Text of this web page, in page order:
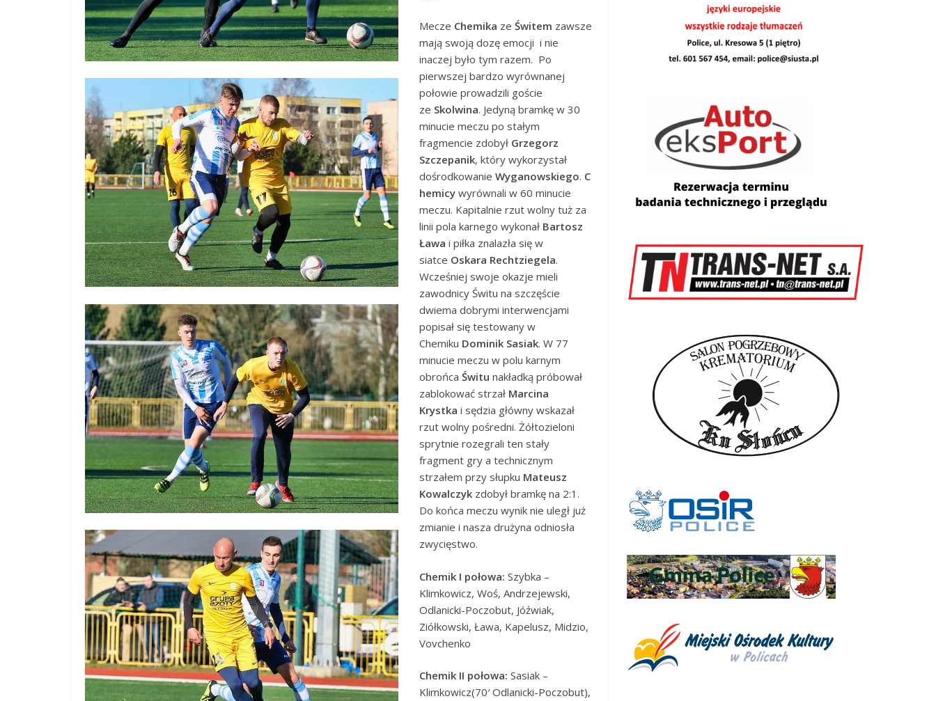
Mecze Chemika ze Świtem zawsze
mają swoją dozę emocji i nie
inaczej było tym razem. Po
pierwszej bardzo wyrównanej
połowie prowadzili goście
ze Skolwina. Jedyną bramkę w 30
minucie meczu po stałym
fragmencie zdobył Grzegorz
Szczepanik, który wykorzystał
dośrodkowanie Wyganowskiego. C
hemicy wyrównali w 60 minucie
meczu. Kapitalnie rzut wolny tuż za
linii pola karnego wykonał Bartosz
Ława i piłka znalazła się w
siatce Oskara Rechtziegela.
Wcześniej swoje okazje mieli
zawodnicy Świtu na szczęście
dwiema dobrymi interwencjami
popisał się testowany w
Chemiku Dominik Sasiak. W 77
minucie meczu w polu karnym
obrońca Świtu nakładką próbował
zablokować strzał Marcina
Krystka i sędzia główny wskazał
rzut wolny pośredni. Żółtozieloni
sprytnie rozegrali ten stały
fragment gry a technicznym
strzałem przy słupku Mateusz
Kowalczyk zdobył bramkę na 2:1.
Do końca meczu wynik nie uległ już
zmianie i nasza drużyna odniosła
zwycięstwo.
Chemik I połowa: Szybka –
Klimkowicz, Woś, Andrzejewski,
Odlanicki-Poczobut, Jóźwiak,
Ziółkowski, Ława, Kapelusz, Midzio,
Vovchenko
Chemik II połowa: Sasiak –
Klimkowicz(70′ Odlanicki-Poczobut),